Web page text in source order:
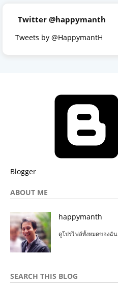
Twitter @happymanth
Tweets by @HappymantH
Blogger
ABOUT ME
happymanth
ดูโปรไฟล์ทั้งหมดของฉัน
SEARCH THIS BLOG